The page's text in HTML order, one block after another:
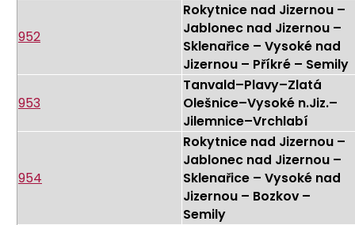
952
Rokytnice nad Jizernou –
Jablonec nad Jizernou –
Sklenařice – Vysoké nad
Jizernou – Příkré – Semily
953
Tanvald–Plavy–Zlatá
Olešnice–Vysoké n.Jiz.–
Jilemnice–Vrchlabí
954
Rokytnice nad Jizernou –
Jablonec nad Jizernou –
Sklenařice – Vysoké nad
Jizernou – Bozkov –
Semily